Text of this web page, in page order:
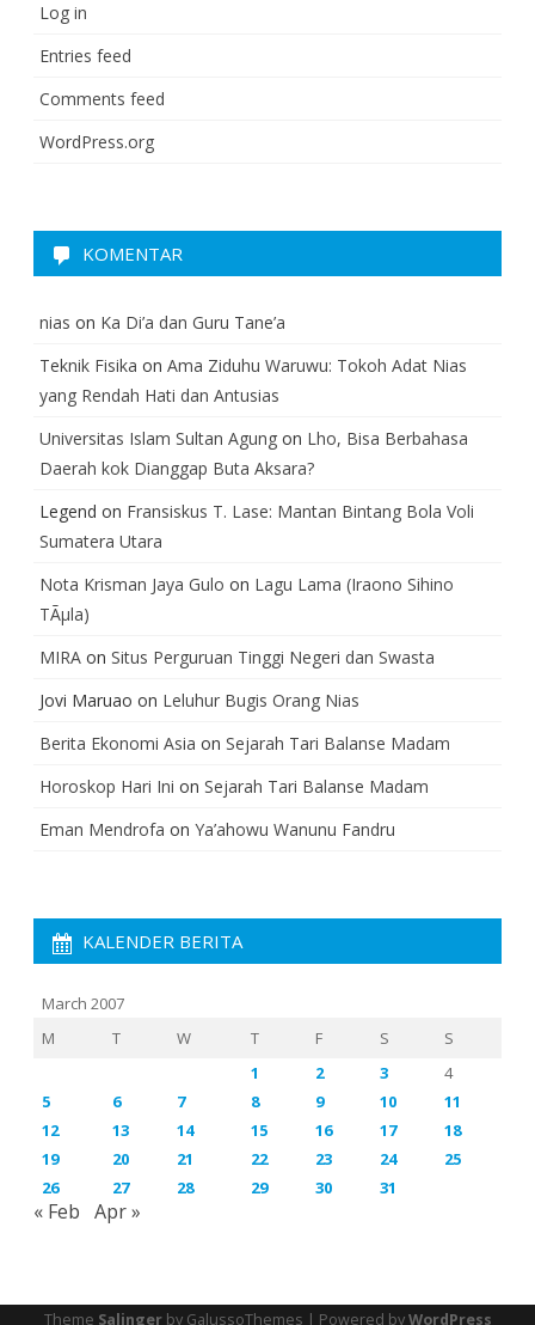
Log in
Entries feed
Comments feed
WordPress.org
KOMENTAR
nias on Ka Di’a dan Guru Tane’a
Teknik Fisika on Ama Ziduhu Waruwu: Tokoh Adat Nias
yang Rendah Hati dan Antusias
Universitas Islam Sultan Agung on Lho, Bisa Berbahasa
Daerah kok Dianggap Buta Aksara?
Legend on Fransiskus T. Lase: Mantan Bintang Bola Voli
Sumatera Utara
Nota Krisman Jaya Gulo on Lagu Lama (Iraono Sihino
TÃµla)
MIRA on Situs Perguruan Tinggi Negeri dan Swasta
Jovi Maruao on Leluhur Bugis Orang Nias
Berita Ekonomi Asia on Sejarah Tari Balanse Madam
Horoskop Hari Ini on Sejarah Tari Balanse Madam
Eman Mendrofa on Ya’ahowu Wanunu Fandru
KALENDER BERITA
March 2007
M
T W T F S
S
1
2 3
4
5
6 7 8 9 10
11
12
13 14 15 16 17
18
19
20 21 22 23 24
25
26
27 28 29 30 31
« Feb Apr »
Theme Salingerby GalussoThemes | Powered byWordPress